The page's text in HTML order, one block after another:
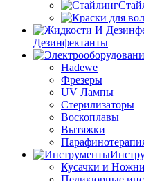
Дезинфектанты
Hadewe
Фрезеры
UV Лампы
Стерилизаторы
Воскоплавы
Вытяжки
Кусачки и